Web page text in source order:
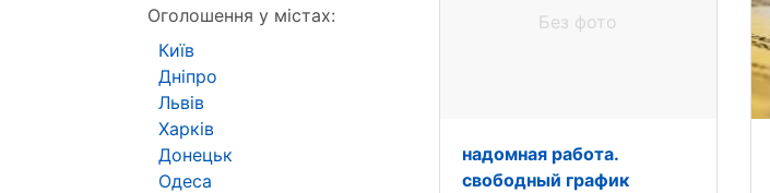
Без фото
надомная работа.
свободный график
Оголошення у містах:
Київ
Дніпро
Львів
Харків
Донецьк
Одеса